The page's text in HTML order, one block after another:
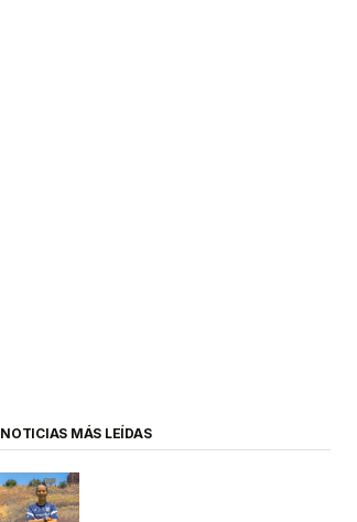
NOTICIAS MÁS LEÍDAS